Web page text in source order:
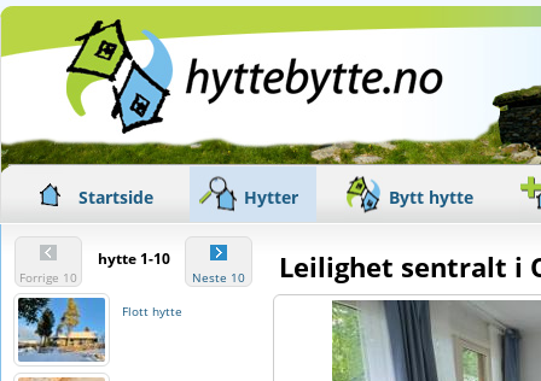
Startside Hytter Bytt hytte
Forrige 10
hytte 1-10
Neste 10
Flott hytte
Leilighet sentralt i